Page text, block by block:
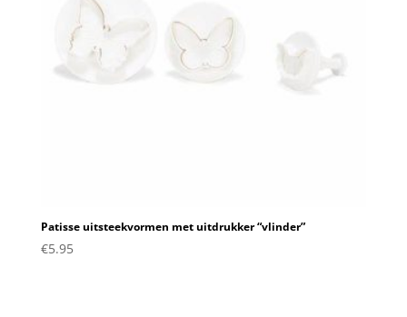
Patisse uitsteekvormen met uitdrukker “vlinder”
€5.95